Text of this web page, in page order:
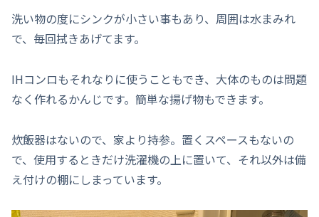
洗い物の度にシンクが小さい事もあり、周囲は水まみれ
で、毎回拭きあげてます。
IHコンロもそれなりに使うこともでき、大体のものは問題
なく作れるかんじです。簡単な揚げ物もできます。
炊飯器はないので、家より持参。置くスペースもないの
で、使用するときだけ洗濯機の上に置いて、それ以外は備
え付けの棚にしまっています。